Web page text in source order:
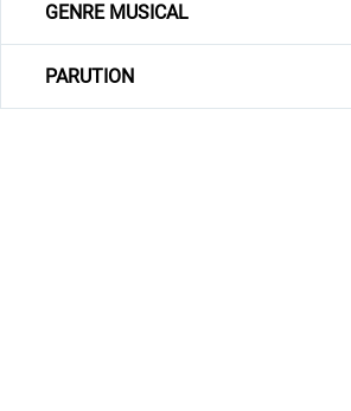
GENRE MUSICAL
PARUTION